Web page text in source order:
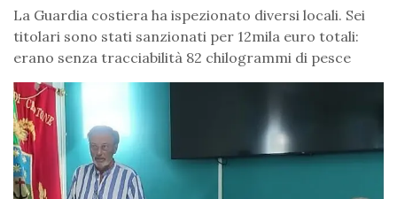
La Guardia costiera ha ispezionato diversi locali. Sei
titolari sono stati sanzionati per 12mila euro totali:
erano senza tracciabilità 82 chilogrammi di pesce